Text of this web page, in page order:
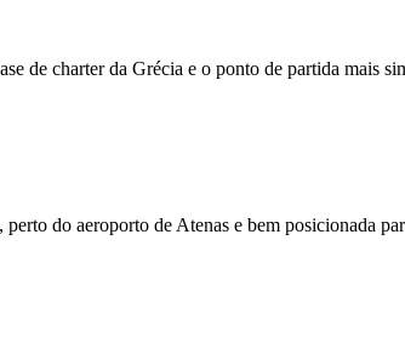
de charter da Grécia e o ponto de partida mais
do aeroporto de Atenas e bem posicionada